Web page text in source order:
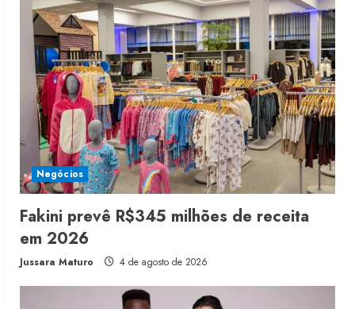
Negócios
Fakini prevê R$345 milhões de receita
em 2026
Jussara Maturo 4 de agosto de 2026